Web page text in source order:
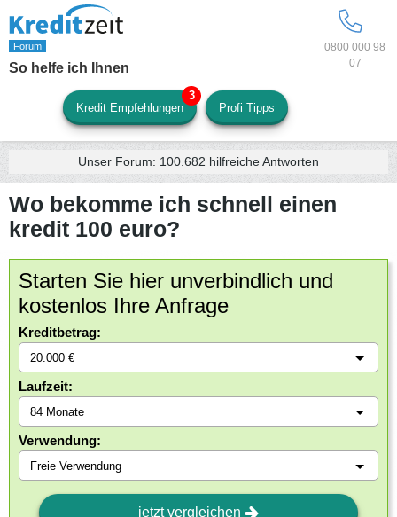
0800 000 98
07
So helfe ich Ihnen
Kredit Empfehlungen Profi Tipps
Unser Forum: 100.682 hilfreiche Antworten
Wo bekomme ich schnell einen
kredit 100 euro?
Starten Sie hier unverbindlich und
kostenlos Ihre Anfrage
Kreditbetrag:
Laufzeit:
Verwendung:
jetzt vergleichen